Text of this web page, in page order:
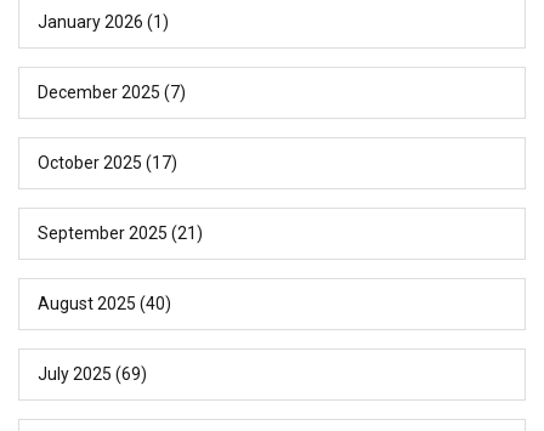
January 2026 (1)
December 2025 (7)
October 2025 (17)
September 2025 (21)
August 2025 (40)
July 2025 (69)